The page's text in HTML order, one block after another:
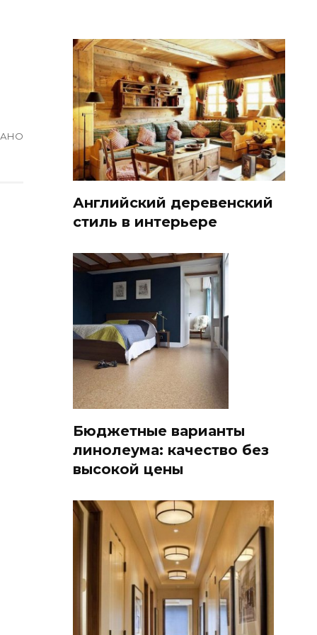
Английский деревенский
стиль в интерьере
Бюджетные варианты
линолеума: качество без
высокой цены